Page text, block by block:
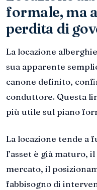
formale, ma
perdita di
La locazione
sua apparente
canone definito,
conduttore. Questa
più utile sul piano
La locazione tende a
l’asset è già maturo,
mercato, il
fabbisogno di